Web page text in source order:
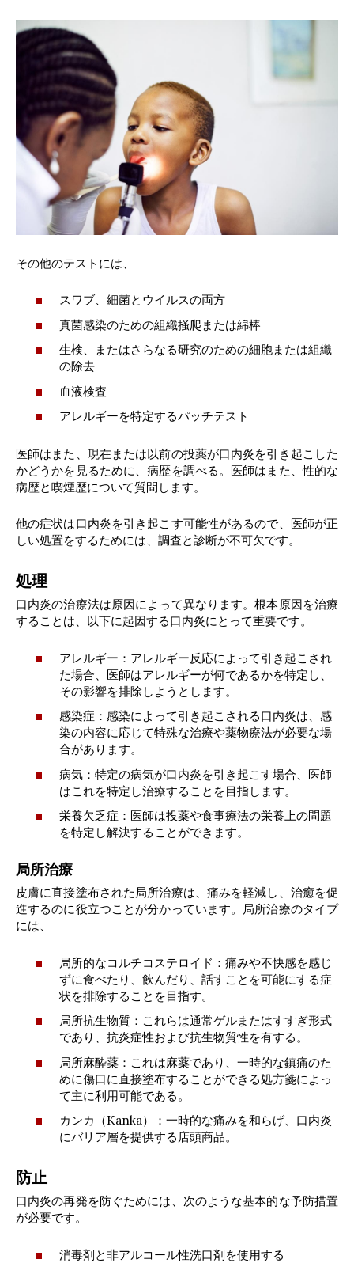
その他のテストには、
スワブ、細菌とウイルスの両方
真菌感染のための組織掻爬または綿棒
生検、またはさらなる研究のための細胞または組織
の除去
血液検査
アレルギーを特定するパッチテスト
医師はまた、現在または以前の投薬が口内炎を引き起こした
かどうかを見るために、病歴を調べる。医師はまた、性的な
病歴と喫煙歴について質問します。
他の症状は口内炎を引き起こす可能性があるので、医師が正
しい処置をするためには、調査と診断が不可欠です。
処理
口内炎の治療法は原因によって異なります。根本原因を治療
することは、以下に起因する口内炎にとって重要です。
アレルギー：アレルギー反応によって引き起こされ
た場合、医師はアレルギーが何であるかを特定し、
その影響を排除しようとします。
感染症：感染によって引き起こされる口内炎は、感
染の内容に応じて特殊な治療や薬物療法が必要な場
合があります。
病気：特定の病気が口内炎を引き起こす場合、医師
はこれを特定し治療することを目指します。
栄養欠乏症：医師は投薬や食事療法の栄養上の問題
を特定し解決することができます。
局所治療
皮膚に直接塗布された局所治療は、痛みを軽減し、治癒を促
進するのに役立つことが分かっています。局所治療のタイプ
には、
局所的なコルチコステロイド：痛みや不快感を感じ
ずに食べたり、飲んだり、話すことを可能にする症
状を排除することを目指す。
局所抗生物質：これらは通常ゲルまたはすすぎ形式
であり、抗炎症性および抗生物質性を有する。
局所麻酔薬：これは麻薬であり、一時的な鎮痛のた
めに傷口に直接塗布することができる処方箋によっ
て主に利用可能である。
カンカ（Kanka）：一時的な痛みを和らげ、口内炎
にバリア層を提供する店頭商品。
防止
口内炎の再発を防ぐためには、次のような基本的な予防措置
が必要です。
消毒剤と非アルコール性洗口剤を使用する